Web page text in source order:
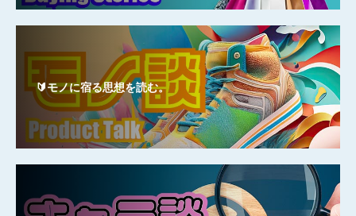
🔰モノに宿る思想を読む。